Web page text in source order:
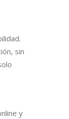
sin
y